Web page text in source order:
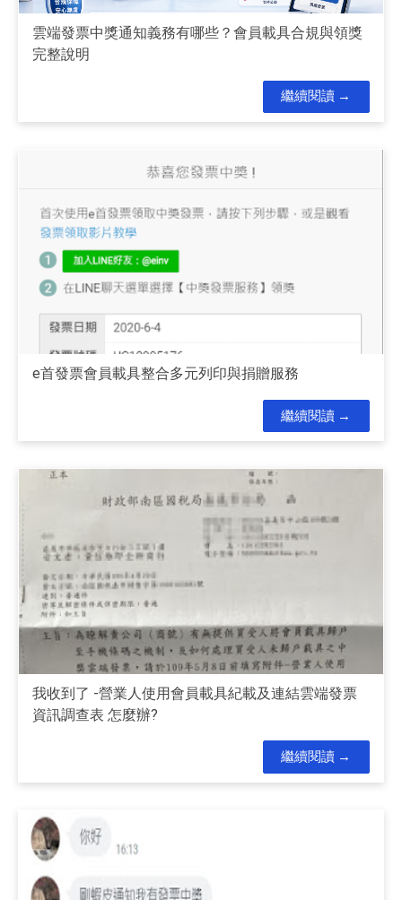
雲端發票中獎通知義務有哪些？會員載具合規與領獎
完整說明
繼續閱讀
e首發票會員載具整合多元列印與捐贈服務
繼續閱讀
我收到了 -營業人使用會員載具紀載及連結雲端發票
資訊調查表 怎麼辦?
繼續閱讀